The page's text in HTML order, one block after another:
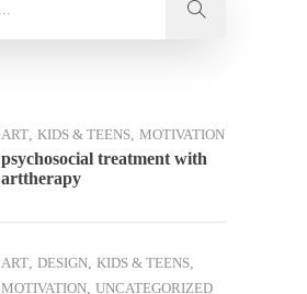
ART KIDS & TEENS MOTIVATION
psychosocial treatment with
arttherapy
ART DESIGN KIDS & TEENS
MOTIVATION UNCATEGORIZED